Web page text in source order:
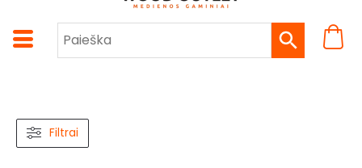
k a
m
Filtrai